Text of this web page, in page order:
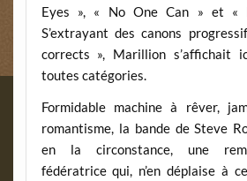
Eyes », « No One Can » et «
S’extrayant des canons
corrects », Marillion s’affichait
toutes catégories.
Formidable machine à rêver,
romantisme, la bande de Steve
en la circonstance, une
fédératrice qui, n’en déplaise à